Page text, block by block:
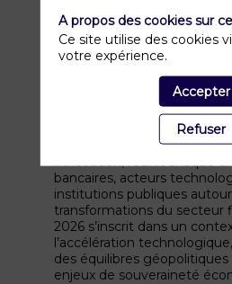
Le BankTech Day, organisé
Innovation, réunit chaque
bancaires, acteurs
institutions publiques
transformations du secteur
2026 s’inscrit dans un
l’accélération
des équilibres
enjeux de souveraineté
A propos des cookies sur
Ce site utilise des cookies
votre expérience.
Accepter
Refuser